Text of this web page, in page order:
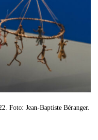
Foto: Jean-Baptiste Béranger.